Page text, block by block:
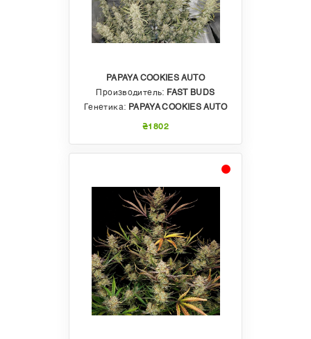
PAPAYA COOKIES AUTO
Производитель: FAST BUDS
Генетика: PAPAYA COOKIES AUTO
₴1802